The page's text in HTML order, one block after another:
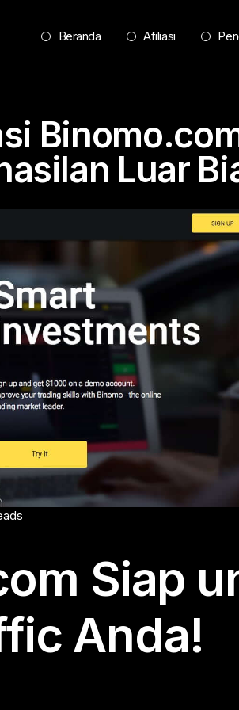
Beranda Afiliasi
Luar
Siap
Anda!